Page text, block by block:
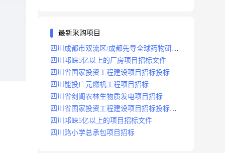
最新采购项目
四川成都市双流区/成都先导全球药物研发
生产基地(一期)(dj)项目招标标段
四川邛崃5亿以上的厂房项目招标文件
四川省国家投资工程建设项目招标投标
四川能投广元燃机工程项目招标
四川省剑阁农林生物质发电项目招标
四川省国家投资工程建设项目招标投标
2008年版
四川邛崃5亿以上的项目招标文件
四川路小学总承包项目招标